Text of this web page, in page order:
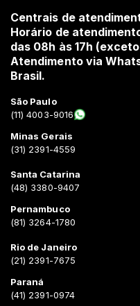
Centrais de
Horário de
das 08h às 17h
Atendimento via
Brasil.
São Paulo
(11) 4003-9016
Minas Gerais
(31) 2391-4559
Santa Catarina
(48) 3380-9407
Pernambuco
(81) 3264-1780
Rio de Janeiro
(21) 2391-7675
Paraná
(41) 2391-0974